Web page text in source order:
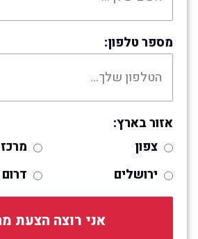
מספר טלפון:
אזור בארץ:
צפון
מרכז
ירושלים
דרום